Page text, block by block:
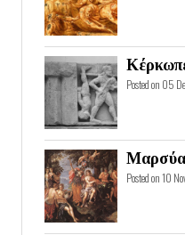
Posted on 05
Posted on 10